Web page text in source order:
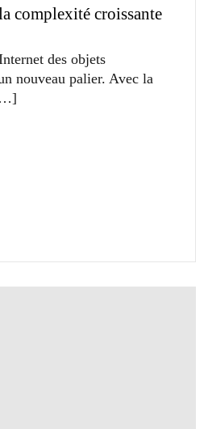
complexité croissante
des objets
nouveau palier. Avec la